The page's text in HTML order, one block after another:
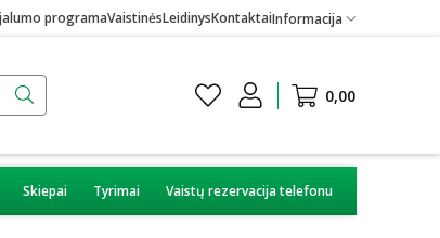
programaVaistinėsLeidinysKontaktaiInformacija
0,00
Skiepai Tyrimai Vaistų rezervacija telefonu